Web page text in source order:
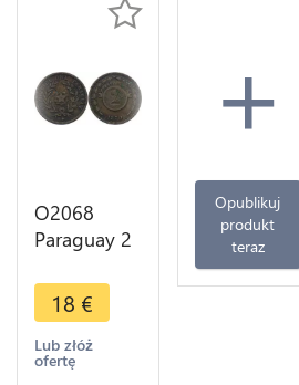
O2068
Paraguay 2
1870 -
>Make
offer
18 €
Lub złóż
ofertę
+
Opublikuj
produkt
teraz